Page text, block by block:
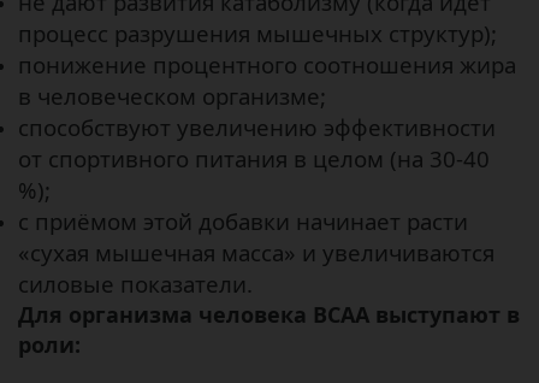
процесс разрушения мышечных структур);
понижение процентного соотношения жира
в человеческом организме;
способствуют увеличению эффективности
от спортивного питания в целом (на 30-40
%);
с приёмом этой добавки начинает расти
«сухая мышечная масса» и увеличиваются
силовые показатели.
Для организма человека BCAA выступают в
роли: